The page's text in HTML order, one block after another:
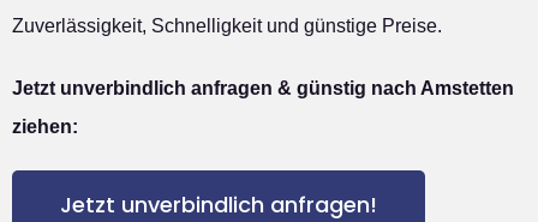
Zuverlässigkeit, Schnelligkeit und günstige Preise.
Jetzt unverbindlich anfragen & günstig nach Amstetten
ziehen:
Jetzt unverbindlich anfragen!